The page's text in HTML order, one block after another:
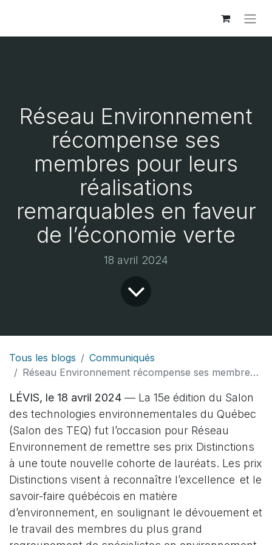
Réseau Environnement
récompense ses
membres pour leurs
réalisations
remarquables en faveur
de l’économie verte
18 avril 2024
Tous les blogs
Communiqués
Réseau Environnement récompense ses membres pour leurs réalisations remarquables en faveur de l’économie verte
LÉVIS, le 18 avril 2024 — La 15e édition du Salon
des technologies environnementales du Québec
(Salon des TEQ) fut l’occasion pour Réseau
Environnement de remettre ses prix Distinctions
à une toute nouvelle cohorte de lauréats. Les prix
Distinctions visent à reconnaître l’excellence et le
savoir-faire québécois en matière
d’environnement, en soulignant le dévouement et
le travail des membres du plus grand